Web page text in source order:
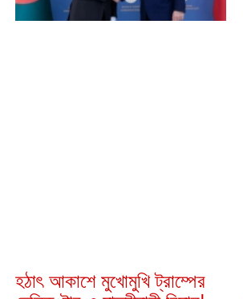
হঠাৎ আকাশে মুখোমুখি ট্রাম্পের